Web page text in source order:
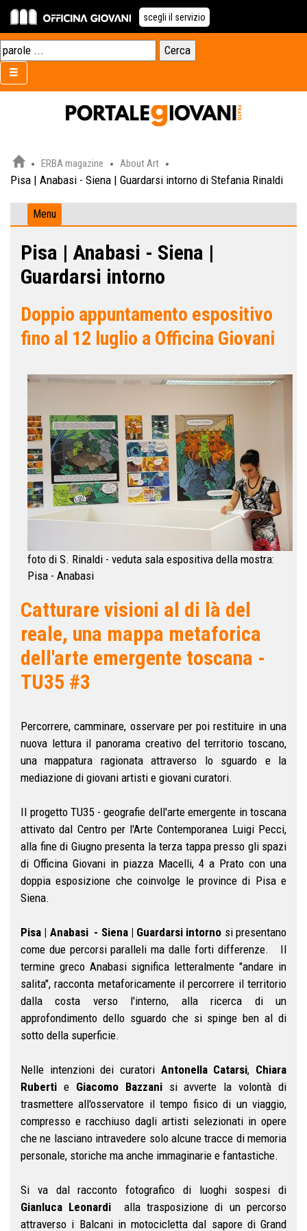
scegli il servizio
ERBA magazine About Art
Pisa | Anabasi - Siena | Guardarsi intorno di Stefania Rinaldi
Menu
Pisa | Anabasi - Siena |
Guardarsi intorno
Doppio appuntamento espositivo
fino al 12 luglio a Officina Giovani
foto di S. Rinaldi - veduta sala espositiva della mostra:
Pisa - Anabasi
Catturare visioni al di là del
reale, una mappa metaforica
dell'arte emergente toscana -
TU35 #3
Percorrere, camminare, osservare per poi restituire in una
nuova lettura il panorama creativo del territorio toscano,
una mappatura ragionata attraverso lo sguardo e la
mediazione di giovani artisti e giovani curatori.
Il progetto TU35 - geografie dell'arte emergente in toscana
attivato dal Centro per l'Arte Contemporanea Luigi Pecci,
alla fine di Giugno presenta la terza tappa presso gli spazi
di Officina Giovani in piazza Macelli, 4 a Prato con una
doppia esposizione che coinvolge le province di Pisa e
Siena.
Pisa | Anabasi - Siena | Guardarsi intorno si presentano
come due percorsi paralleli ma dalle forti differenze. Il
termine greco Anabasi significa letteralmente "andare in
salita", racconta metaforicamente il percorrere il territorio
dalla costa verso l'interno, alla ricerca di un
approfondimento dello sguardo che si spinge ben al di
sotto della superficie.
Nelle intenzioni dei curatori Antonella Catarsi, Chiara
Ruberti e Giacomo Bazzanisi avverte la volontà di
trasmettere all'osservatore il tempo fisico di un viaggio,
compresso e racchiuso dagli artisti selezionati in opere
che ne lasciano intravedere solo alcune tracce di memoria
personale, storiche ma anche immaginarie e fantastiche.
Si va dal racconto fotografico di luoghi sospesi di
Gianluca Leonardi alla trasposizione di un percorso
attraverso i Balcani in motocicletta dal sapore di Grand